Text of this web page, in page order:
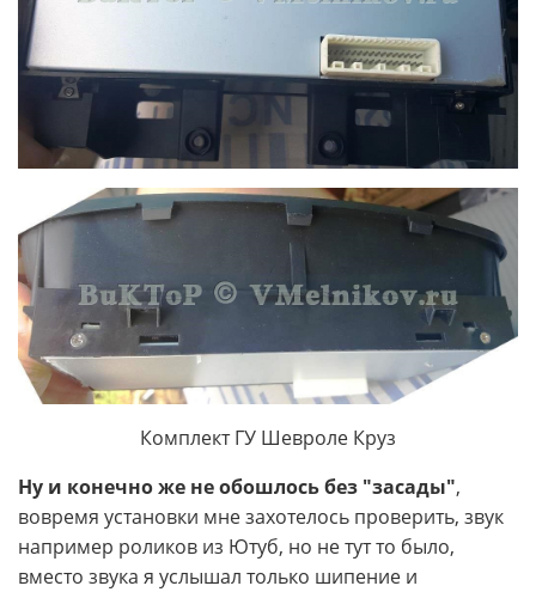
Комплект ГУ Шевроле Круз
Ну и конечно же не обошлось без "засады",
вовремя установки мне захотелось проверить, звук
например роликов из Ютуб, но не тут то было,
вместо звука я услышал только шипение и